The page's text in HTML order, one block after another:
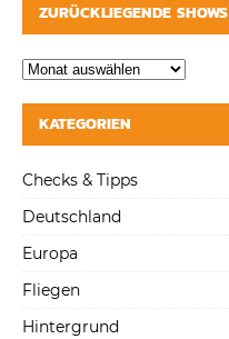
ZURÜCKLIEGENDE SHOWS
KATEGORIEN
Checks & Tipps
Deutschland
Europa
Fliegen
Hintergrund